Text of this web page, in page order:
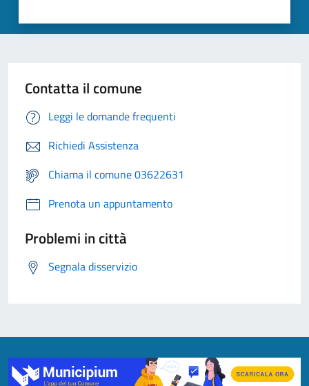
Contatta il comune
Leggi le domande frequenti
Richiedi Assistenza
Chiama il comune 03622631
Prenota un appuntamento
Problemi in città
Segnala disservizio